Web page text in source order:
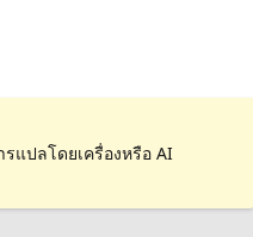
แปลโดยเครื่องหรือ AI